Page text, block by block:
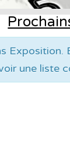
Exposition.
une liste